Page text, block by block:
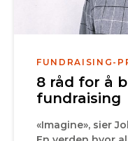
FUNDRAISING-
8 råd for å
fundraising
«Imagine», sier